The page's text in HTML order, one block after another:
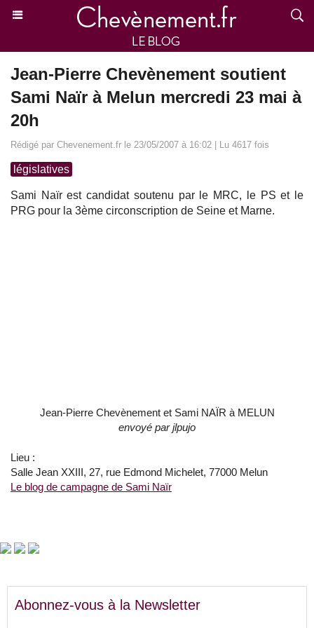
Jean-Pierre Chevènement soutient
Sami Naïr à Melun mercredi 23 mai à
20h
Rédigé par Chevenement.fr le 23/05/2007 à 16:02 | Lu 4617 fois
législatives
Sami Naïr est candidat soutenu par le MRC, le PS et le
PRG pour la 3ème circonscription de Seine et Marne.
Jean-Pierre Chevènement et Sami NAÏR à MELUN
envoyé parjlpujo
Lieu :
Salle Jean XXIII, 27, rue Edmond Michelet, 77000 Melun
Le blog de campagne de Sami Naïr
Abonnez-vous à la Newsletter